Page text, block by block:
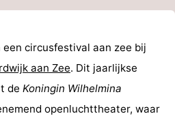
circusfestival aan zee bij
aan Zee. Dit jaarlijkse
de Koningin Wilhelmina
openluchttheater, waar